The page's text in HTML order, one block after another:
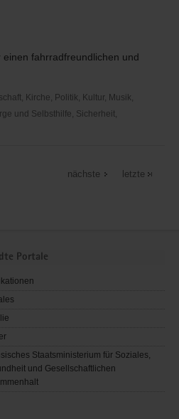
fahrradfreundlichen und
Kirche, Politik, Kultur, Musik,
und Selbsthilfe, Sicherheit,
nächste letzte
Portale
Staatsministerium für Soziales,
und Gesellschaftlichen